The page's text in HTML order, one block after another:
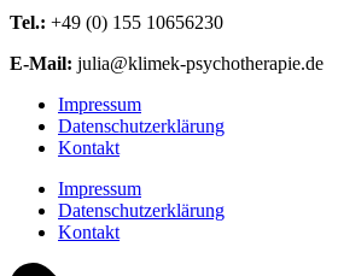
Tel.: +49 (0) 155 10656230
E-Mail: julia@klimek-psychotherapie.de
Impressum
Datenschutzerklärung
Kontakt
Impressum
Datenschutzerklärung
Kontakt